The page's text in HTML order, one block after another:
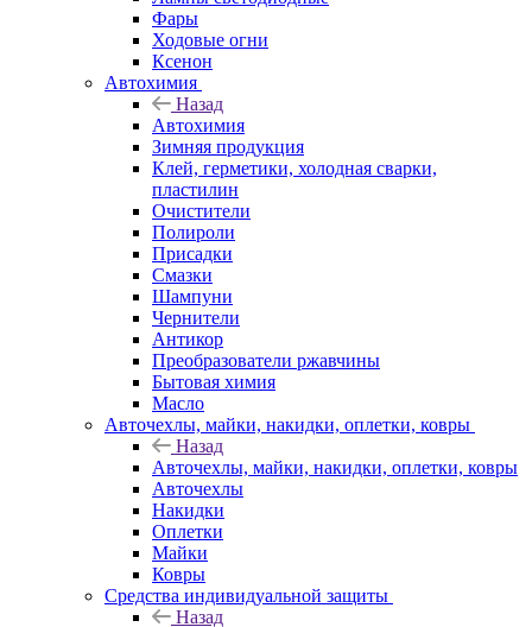
Фары
Ходовые огни
Ксенон
Автохимия
Назад
Автохимия
Зимняя продукция
Клей, герметики, холодная сварки,
пластилин
Очистители
Полироли
Присадки
Смазки
Шампуни
Чернители
Антикор
Преобразователи ржавчины
Бытовая химия
Масло
Авточехлы, майки, накидки, оплетки, ковры
Назад
Авточехлы, майки, накидки, оплетки, ковры
Авточехлы
Накидки
Оплетки
Майки
Ковры
Средства индивидуальной защиты
Назад